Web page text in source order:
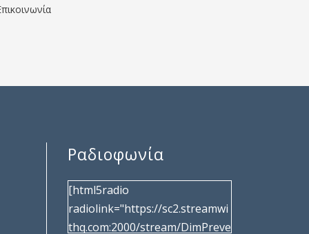
Ραδιοφωνία
[html5radio
radiolink="https://sc2.streamwi
thq.com:2000/stream/DimPreve